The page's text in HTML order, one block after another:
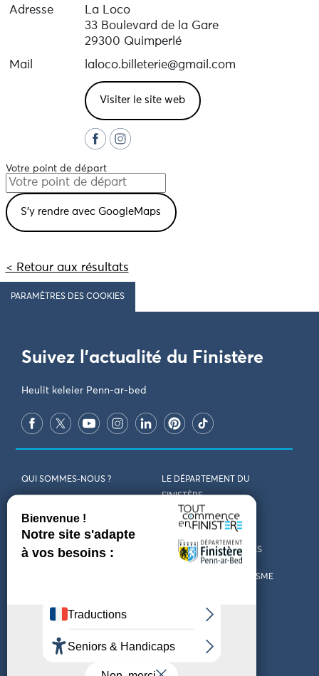
Adresse
La Loco
33 Boulevard de la Gare
29300 Quimperlé
Mail
laloco.billeterie@gmail.com
Visiter le site web
Votre point de départ
< Retour aux résultats
PARAMÈTRES DES COOKIES
Suivez l'actualité du Finistère
Heulit keleier Penn-ar-bed
QUI SOMMES-NOUS ?
LE DÉPARTEMENT DU
FINISTÈRE
REJOIGNEZ-NOUS VENIR EN FINISTÈRE
CONTACT CARTES ET BROCHURES
LES OFFICES DE TOURISME
D’ACCESSIBILITÉ